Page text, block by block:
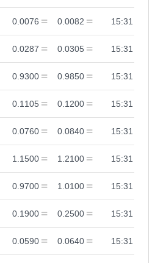
0.0076 0.0082 15:31
0.0287 0.0305 15:31
0.9300 0.9850 15:31
0.1105 0.1200 15:31
0.0760 0.0840 15:31
1.1500 1.2100 15:31
0.9700 1.0100 15:31
0.1900 0.2500 15:31
0.0590 0.0640 15:31